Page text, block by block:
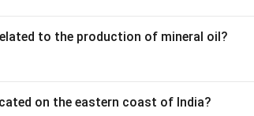
to the production of mineral oil?
on the eastern coast of India?